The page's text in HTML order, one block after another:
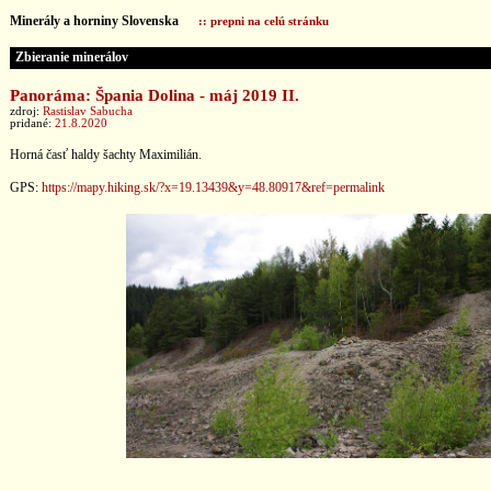
Minerály a horniny Slovenska :: prepni na celú stránku
Zbieranie minerálov
Panoráma: Špania Dolina - máj 2019 II.
zdroj: Rastislav Sabucha
pridané: 21.8.2020
Horná časť haldy šachty Maximilián.
GPS: https://mapy.hiking.sk/?x=19.13439&y=48.80917&ref=permalink